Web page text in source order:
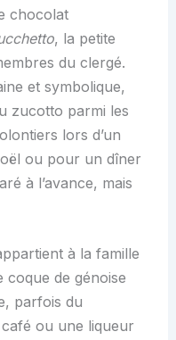
chocolat
, la petite
du clergé.
et symbolique,
zucotto parmi les
lors d’un
ou pour un dîner
à l’avance, mais
à la famille
coque de génoise
parfois du
ou une liqueur